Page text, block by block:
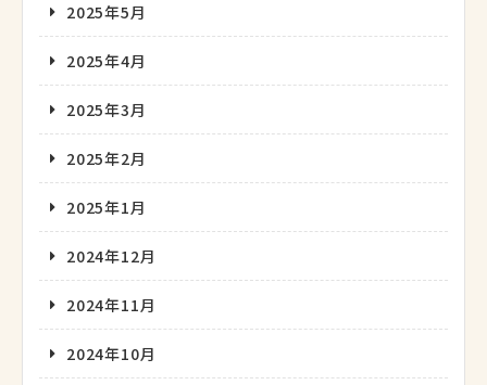
2025年5月
2025年4月
2025年3月
2025年2月
2025年1月
2024年12月
2024年11月
2024年10月